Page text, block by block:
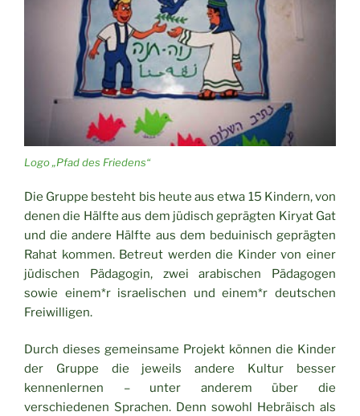
Logo „Pfad des Friedens“
Die Gruppe besteht bis heute aus etwa 15 Kindern, von
denen die Hälfte aus dem jüdisch geprägten Kiryat Gat
und die andere Hälfte aus dem beduinisch geprägten
Rahat kommen. Betreut werden die Kinder von einer
jüdischen Pädagogin, zwei arabischen Pädagogen
sowie einem*r israelischen und einem*r deutschen
Freiwilligen.
Durch dieses gemeinsame Projekt können die Kinder
der Gruppe die jeweils andere Kultur besser
kennenlernen – unter anderem über die
verschiedenen Sprachen. Denn sowohl Hebräisch als